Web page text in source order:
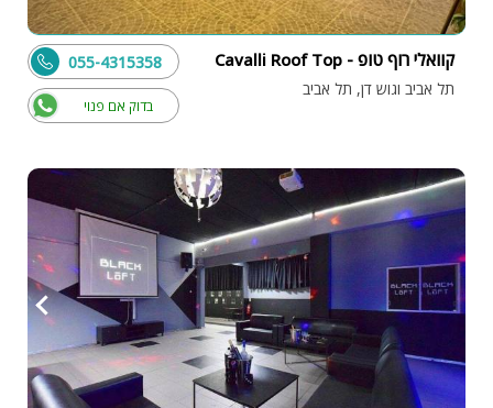
קוואלי רוף טופ - Cavalli Roof Top
תל אביב וגוש דן, תל אביב
בדוק אם פנוי
055-4315358